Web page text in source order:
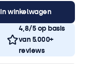
In winkelwagen
4,8/5 op basis
van 5.000+
reviews